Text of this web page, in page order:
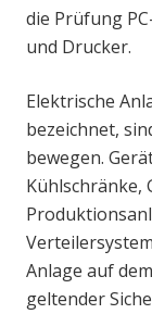
die Prüfung
und Drucker.
Elektrische
bezeichnet,
bewegen.
Kühlschränke,
Anlage auf
geltender